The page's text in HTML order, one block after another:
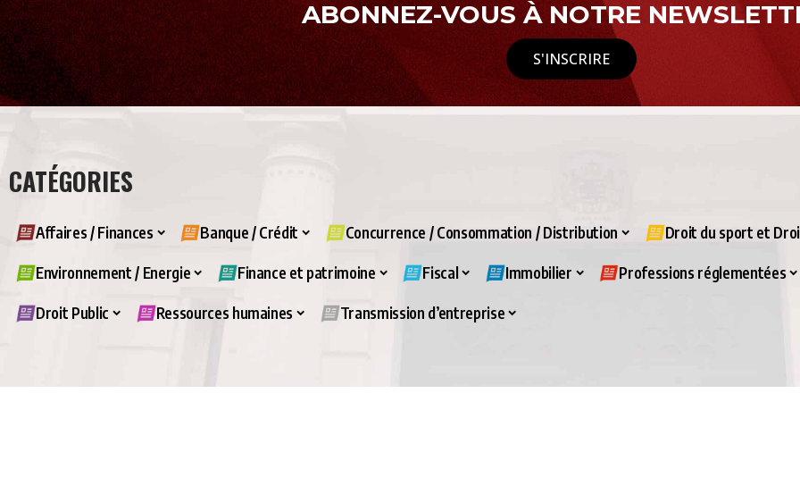
ABONNEZ-VOUS À NOTRE
S'INSCRIRE
CATÉGORIES
Affaires / Finances Banque / Crédit Concurrence / Consommation / Distribution Droit du sport et
Environnement / Energie Finance et patrimoine Fiscal Immobilier Professions réglementées
Droit Public Ressources humaines Transmission d’entreprise